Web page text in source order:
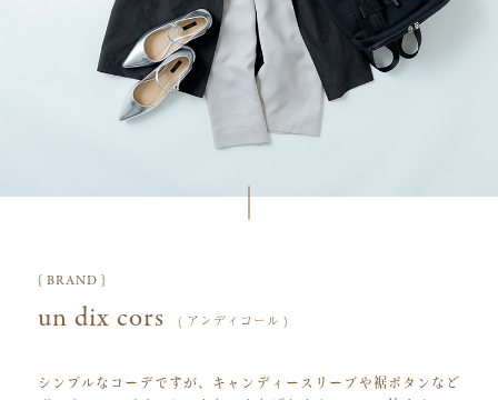
{ BRAND }
un dix cors ( アンディコール )
シンプルなコーデですが、キャンディースリーブや裾ボタンなど